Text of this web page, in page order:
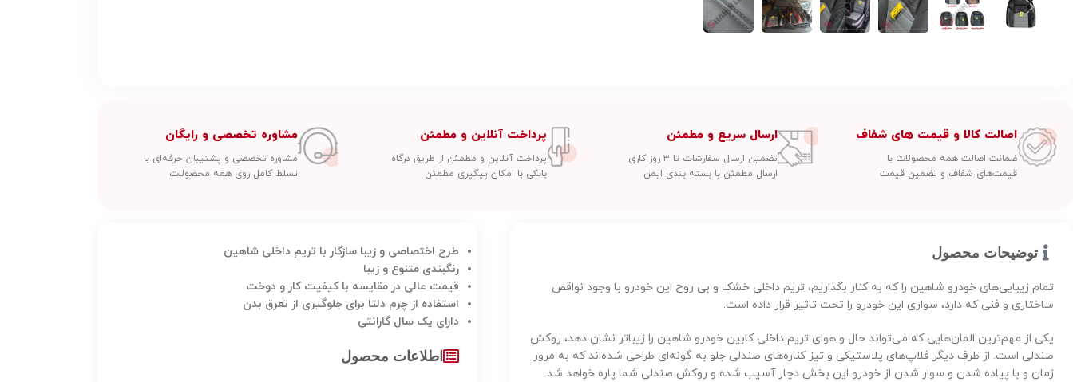
اصالت کالا و قیمت های شفاف
ضمانت اصالت همه محصولات با
قیمت‌های شفاف و تضمین قیمت
ارسال سریع و مطمئن
تضمین ارسال سفارشات تا ۳ روز کاری
ارسال مطمئن با بسته بندی ایمن
پرداخت آنلاین و مطمئن
پرداخت آنلاین و مطمئن از طریق درگاه
بانکی با امکان پیگیری مطمئن
مشاوره تخصصی و رایگان
مشاوره تخصصی و پشتیبان حرفه‌ای با
تسلط کامل روی همه محصولات
توضیحات محصول
تمام زیبایی‌های خودرو شاهین را که به کنار بگذاریم، تریم داخلی خشک و بی روح این خودرو با وجود نواقص
ساختاری و فنی که دارد، سواری این خودرو را تحت تاثیر قرار داده است.
یکی از مهم‌ترین المان‌هایی که می‌تواند حال و هوای تریم داخلی کابین خودرو شاهین را زیباتر نشان دهد، روکش
صندلی است. از طرف دیگر فلاپ‌های پلاستیکی و تیز کناره‌های صندلی جلو به گونه‌ای طراحی شده‌اند که به مرور
زمان و با پیاده شدن و سوار شدن از خودرو این بخش دچار آسیب شده و روکش صندلی شما پاره خواهد شد.
طرح اختصاصی و زیبا سازگار با تریم داخلی شاهین
رنگبندی متنوع و زیبا
قیمت عالی در مقایسه با کیفیت کار و دوخت
استفاده از چرم دلتا برای جلوگیری از تعرق بدن
دارای یک سال گارانتی
اطلاعات محصول